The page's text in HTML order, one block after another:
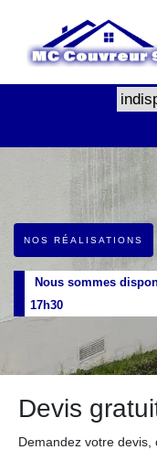
NOS RÉALISATIONS
Nous sommes
17h30
Devis
Demandez votre devis,